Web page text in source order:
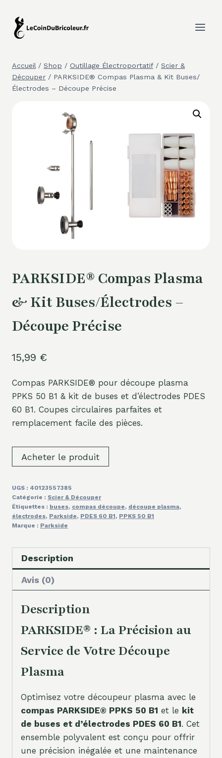
contenu
Accueil / Shop / Outillage Électroportatif / Scier &
Découper / PARKSIDE® Compas Plasma & Kit Buses/
Électrodes – Découpe Précise
PARKSIDE® Compas Plasma
& Kit Buses/Électrodes –
Découpe Précise
15,99 €
Compas PARKSIDE® pour découpe plasma
PPKS 50 B1 & kit de buses et d’électrodes PDES
60 B1. Coupes circulaires parfaites et
remplacement facile des pièces.
Acheter le produit
UGS : 40123557385
Catégorie : Scier & Découper
Étiquettes : buses, compas découpe, découpe plasma,
électrodes, Parkside, PDES 60 B1, PPKS 50 B1
Marque : Parkside
Description
Avis (0)
Description
PARKSIDE® : La Précision au
Service de Votre Découpe
Plasma
Optimisez votre découpeur plasma avec le
compas PARKSIDE® PPKS 50 B1 et le kit
de buses et d’électrodes PDES 60 B1. Cet
ensemble polyvalent est conçu pour offrir
une précision inégalée et une maintenance